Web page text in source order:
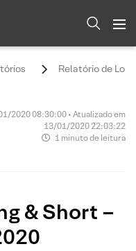
Relatório de
2020 08:30:00 • Atualizado em
13/01/2020 22:03:22
1 minuto de leitura
& Short –